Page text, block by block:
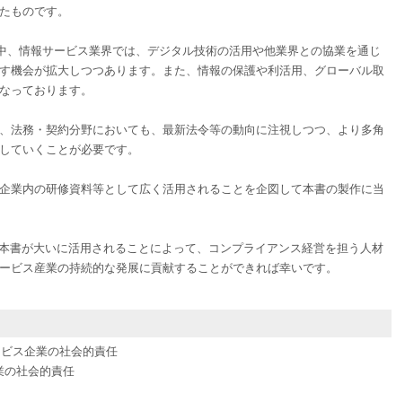
ものです。
情報サービス業界では、デジタル技術の活用や他業界との協業を通じ
機会が拡大しつつあります。また、情報の保護や利活用、グローバル取
っております。
務・契約分野においても、最新法令等の動向に注視しつつ、より多角
ていくことが必要です。
内の研修資料等として広く活用されることを企図して本書の製作に当
書が大いに活用されることによって、コンプライアンス経営を担う人材
ビス産業の持続的な発展に貢献することができれば幸いです。
ス企業の社会的責任
の社会的責任